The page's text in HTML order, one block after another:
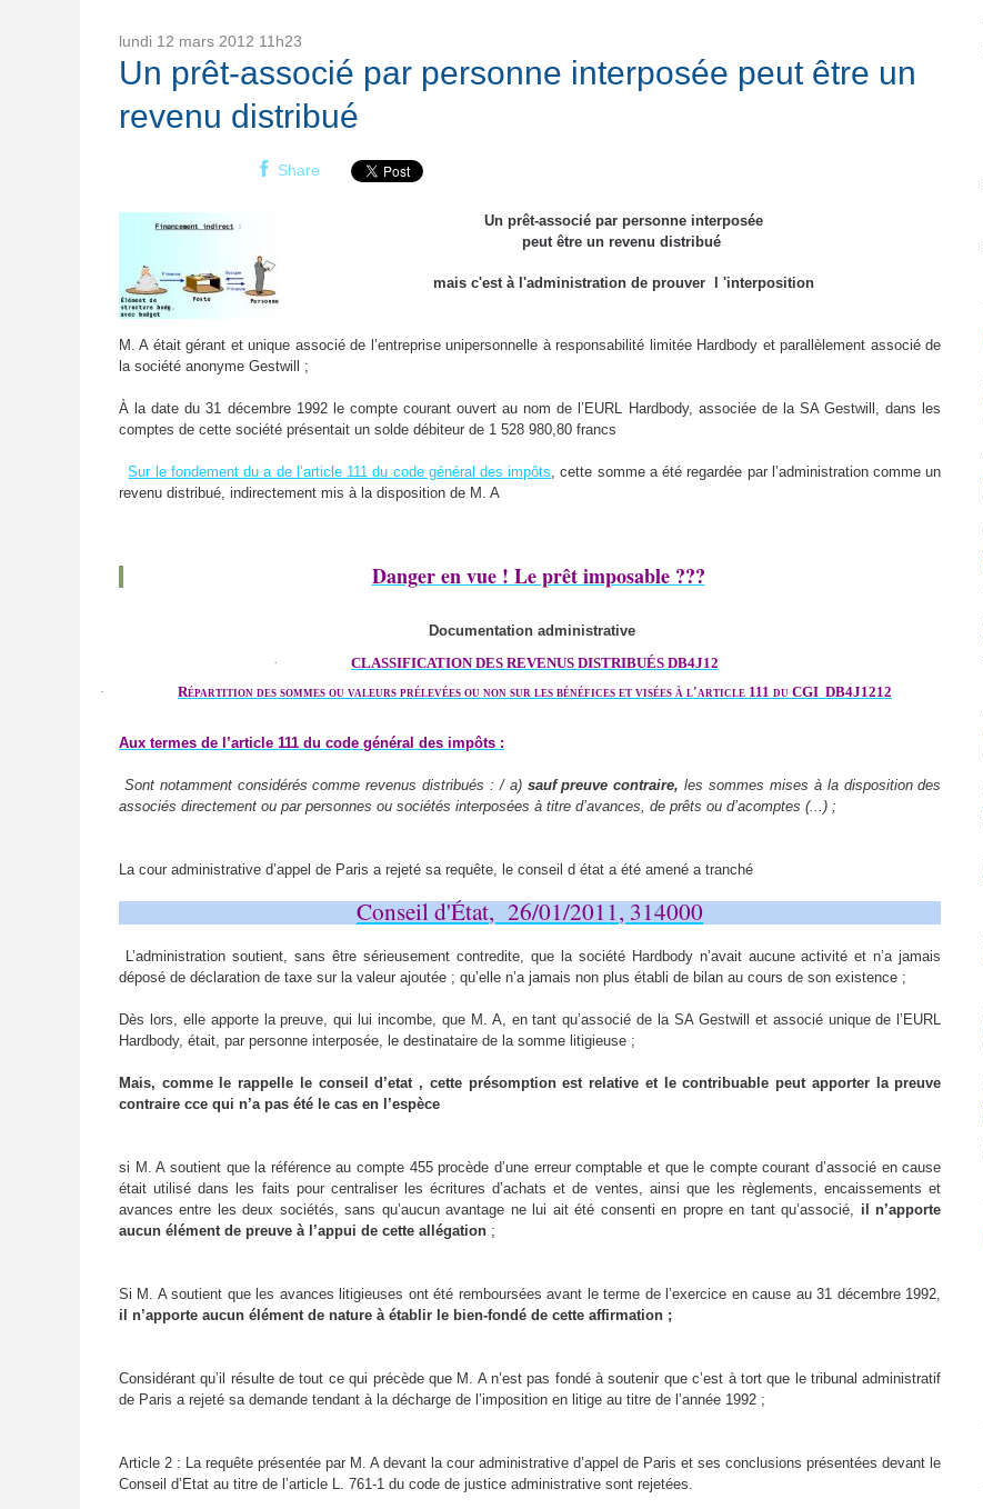
lundi 12 mars 2012 11h23
Un prêt-associé par personne interposée peut être un
revenu distribué
Share
Un prêt-associé par personne interposée
peut être un revenu distribué
mais c'est à l'administration de prouver l 'interposition
M. A était gérant et unique associé de l’entreprise unipersonnelle à responsabilité limitée Hardbody et parallèlement associé de
la société anonyme Gestwill ;
À la date du 31 décembre 1992 le compte courant ouvert au nom de l’EURL Hardbody, associée de la SA Gestwill, dans les
comptes de cette société présentait un solde débiteur de 1 528 980,80 francs
Sur le fondement du a de l’article 111 du code général des impôts , cette somme a été regardée par l’administration comme un
revenu distribué, indirectement mis à la disposition de M. A
Danger en vue ! Le prêt imposable ???
Documentation administrative
·
CLASSIFICATION DES REVENUS DISTRIBUÉS DB4J12
·
Répartition des sommes ou valeurs prélevées ou non sur les bénéfices et visées à l'article 111 du CGI DB4J1212
Aux termes de l’article 111 du code général des impôts :
Sont notamment considérés comme revenus distribués : / a) sauf preuve contraire, les sommes mises à la disposition des
associés directement ou par personnes ou sociétés interposées à titre d’avances, de prêts ou d’acomptes (...) ;
La cour administrative d’appel de Paris a rejeté sa requête, le conseil d état a été amené a tranché
Conseil d'État, 26/01/2011, 314000
L’administration soutient, sans être sérieusement contredite, que la société Hardbody n’avait aucune activité et n’a jamais
déposé de déclaration de taxe sur la valeur ajoutée ; qu’elle n’a jamais non plus établi de bilan au cours de son existence ;
Dès lors, elle apporte la preuve, qui lui incombe, que M. A, en tant qu’associé de la SA Gestwill et associé unique de l’EURL
Hardbody, était, par personne interposée, le destinataire de la somme litigieuse ;
Mais, comme le rappelle le conseil d’etat , cette présomption est relative et le contribuable peut apporter la preuve
contraire cce qui n’a pas été le cas en l’espèce
si M. A soutient que la référence au compte 455 procède d’une erreur comptable et que le compte courant d’associé en cause
était utilisé dans les faits pour centraliser les écritures d’achats et de ventes, ainsi que les règlements, encaissements et
avances entre les deux sociétés, sans qu’aucun avantage ne lui ait été consenti en propre en tant qu’associé, il n’apporte
aucun élément de preuve à l’appui de cette allégation ;
Si M. A soutient que les avances litigieuses ont été remboursées avant le terme de l’exercice en cause au 31 décembre 1992,
il n’apporte aucun élément de nature à établir le bien-fondé de cette affirmation ;
Considérant qu’il résulte de tout ce qui précède que M. A n’est pas fondé à soutenir que c’est à tort que le tribunal administratif
de Paris a rejeté sa demande tendant à la décharge de l’imposition en litige au titre de l’année 1992 ;
Article 2 : La requête présentée par M. A devant la cour administrative d’appel de Paris et ses conclusions présentées devant le
Conseil d’Etat au titre de l’article L. 761-1 du code de justice administrative sont rejetées.